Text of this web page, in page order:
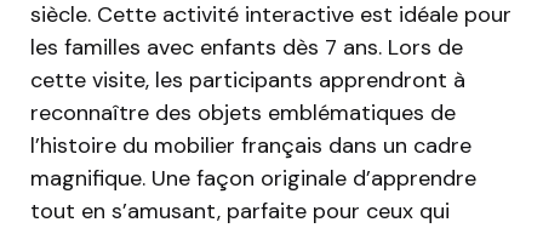
siècle. Cette activité interactive est idéale pour
les familles avec enfants dès 7 ans. Lors de
cette visite, les participants apprendront à
reconnaître des objets emblématiques de
l’histoire du mobilier français dans un cadre
magnifique. Une façon originale d’apprendre
tout en s’amusant, parfaite pour ceux qui